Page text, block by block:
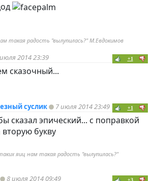
такая радость "вылупилась?" М.Евдокимов
2014 23:39 +1
сказочный...
суслик 7 июля 2014 23:49 +1
сказал эпический... с поправкой
вторую букву
яиц нам такая радость "вылупилась?"
8 июля 2014 09:49 +3